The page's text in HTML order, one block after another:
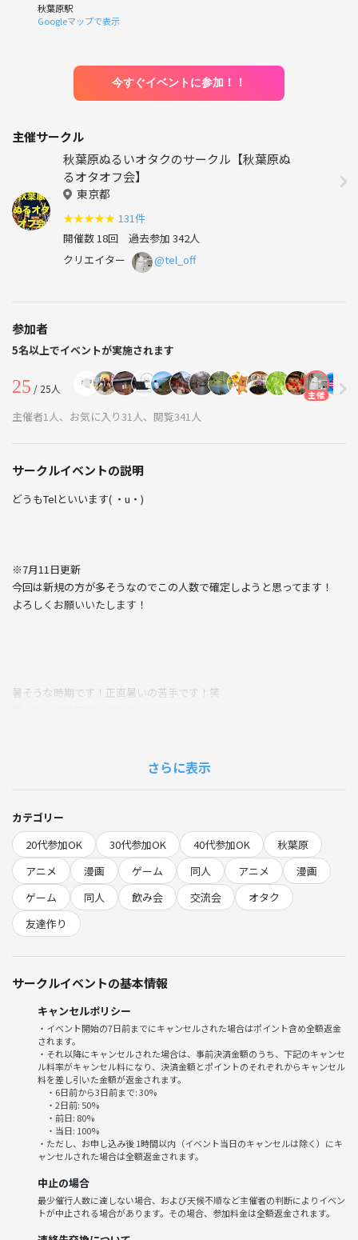
秋葉原駅
Googleマップで表示
今すぐイベントに参加！！
主催サークル
秋葉原ぬるいオタクのサークル【秋葉原ぬ
るオタオフ会】
東京都
★★★★★ 131件
開催数 18回 過去参加 342人
クリエイター
@tel_off
参加者
5名以上でイベントが実施されます
25 / 25人 主催
主催者1人、お気に入り31人、閲覧341人
サークルイベントの説明
どうもTelといいます( ・u・)
※7月11日更新
今回は新規の方が多そうなのでこの人数で確定しようと思ってます！
よろしくお願いいたします！
暑そうな時期です！正直暑いの苦手です！笑
アニメも攻殻機動隊を2ndまで見終わりました。
リゼロも並行してまた再度見ております。
なので漫画好き、アニメ好きの方は是非是非お越しください。
ゲームは全然しないんですよね〜( ・∇・)。。
参加する方は結構ゲーマーも多いのでそこで仲間を見つけるのもありで
す！！( ・∇・)
興味ある程度でも大丈夫ですし、秋葉原が好きだから！！って方でも大
丈夫です！
自分もそんな感じです、ガチオタではないです( ・∇・)
とりあえずわいわい飲みましょう！
アニメ好き•漫画好き、秋葉原が好きな方は是非是非お越しくださいま
せ( ・∇・)
－－－－－－－－－－－－－－－－－－－－－
さらに表示
カテゴリー
20代参加OK
30代参加OK 40代参加OK
秋葉原
アニメ
漫画 ゲーム 同人 アニメ
漫画
ゲーム
同人 飲み会 交流会
オタク
友達作り
サークルイベントの基本情報
キャンセルポリシー
・イベント開始の7日前までにキャンセルされた場合はポイント含め全額返金
されます。
・それ以降にキャンセルされた場合は、事前決済金額のうち、下記のキャンセ
ル料率がキャンセル料になり、決済金額とポイントのそれぞれからキャンセル
料を差し引いた金額が返金されます。
・6日前から3日前まで: 30%
・2日前: 50%
・前日: 80%
・当日: 100%
・ただし、お申し込み後 1時間以内（イベント当日のキャンセルは除く）にキ
ャンセルされた場合は全額返金されます。
中止の場合
最少催行人数に達しない場合、および天候不順など主催者の判断によりイベン
トが中止される場合があります。その場合、参加料金は全額返金されます。